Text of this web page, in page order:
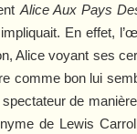
Alice Aux Pays
En effet,
Alice voyant ses
comme bon lui
de
de Lewis